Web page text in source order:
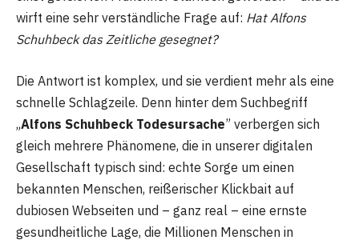
wirft eine sehr verständliche Frage auf: Hat Alfons
Schuhbeck das Zeitliche gesegnet?
Die Antwort ist komplex, und sie verdient mehr als eine
schnelle Schlagzeile. Denn hinter dem Suchbegriff
„Alfons Schuhbeck Todesursache” verbergen sich
gleich mehrere Phänomene, die in unserer digitalen
Gesellschaft typisch sind: echte Sorge um einen
bekannten Menschen, reißerischer Klickbait auf
dubiosen Webseiten und – ganz real – eine ernste
gesundheitliche Lage, die Millionen Menschen in